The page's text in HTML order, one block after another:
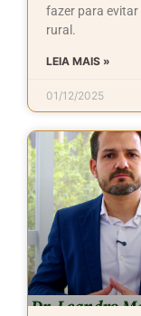
fazer para
rural.
LEIA MAIS »
01/12/2025